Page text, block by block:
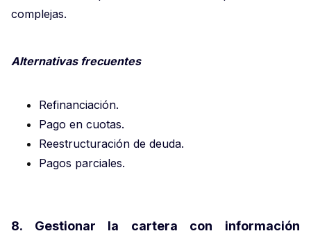
complejas.
Alternativas frecuentes
Refinanciación.
Pago en cuotas.
Reestructuración de deuda.
Pagos parciales.
8. Gestionar la cartera con información